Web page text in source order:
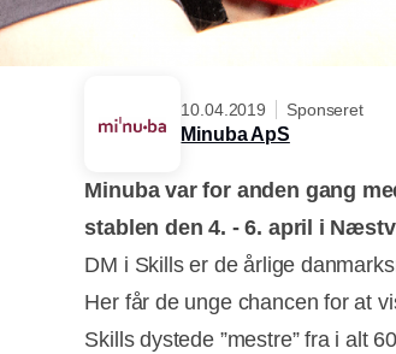
10.04.2019 Sponseret
Minuba ApS
Minuba var for anden gang
stablen den 4. - 6. april i
DM i Skills er de årlige
Her får de unge chancen for at
Skills dystede ”mestre” fra i alt